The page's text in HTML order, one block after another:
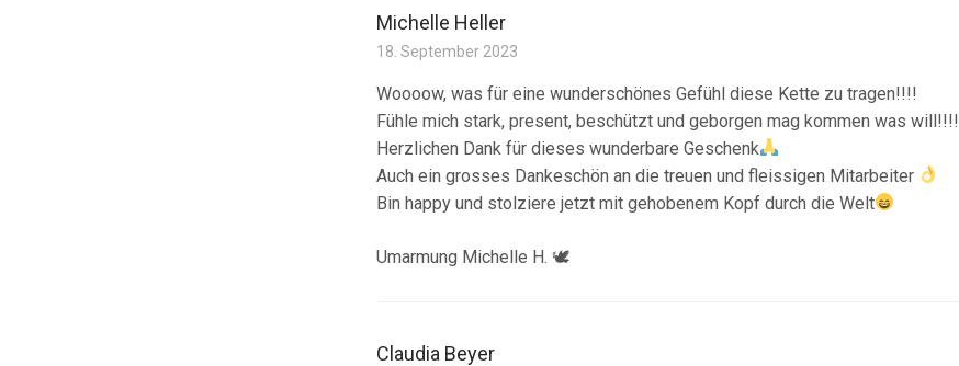
Michelle Heller
18. September 2023
Woooow, was für eine wunderschönes Gefühl diese Kette zu tragen!!!!
Fühle mich stark, present, beschützt und geborgen mag kommen was will!!!!
Herzlichen Dank für dieses wunderbare Geschenk
Auch ein grosses Dankeschön an die treuen und fleissigen Mitarbeiter
Bin happy und stolziere jetzt mit gehobenem Kopf durch die Welt
Umarmung Michelle H. 🕊
Claudia Beyer